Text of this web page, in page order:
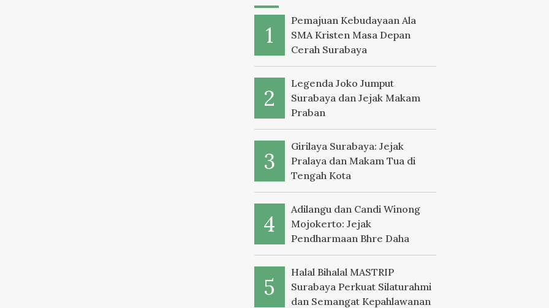
Pemajuan Kebudayaan Ala
SMA Kristen Masa Depan
Cerah Surabaya
Legenda Joko Jumput
Surabaya dan Jejak Makam
Praban
Girilaya Surabaya: Jejak
Pralaya dan Makam Tua di
Tengah Kota
Adilangu dan Candi Winong
Mojokerto: Jejak
Pendharmaan Bhre Daha
Halal Bihalal MASTRIP
Surabaya Perkuat Silaturahmi
dan Semangat Kepahlawanan